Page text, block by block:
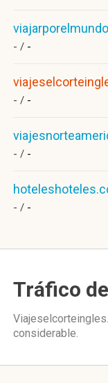
- / -
- / -
- / -
- / -
Tráfico
considerable.